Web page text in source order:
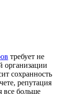
требует не
организации
сохранность
репутация
все больше